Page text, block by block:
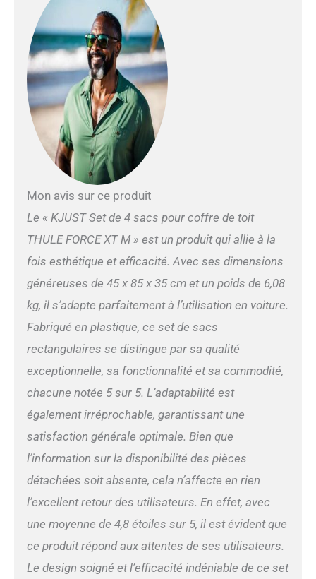
Mon avis sur ce produit
Le « KJUST Set de 4 sacs pour coffre de toit
THULE FORCE XT M » est un produit qui allie à la
fois esthétique et efficacité. Avec ses dimensions
généreuses de 45 x 85 x 35 cm et un poids de 6,08
kg, il s’adapte parfaitement à l’utilisation en voiture.
Fabriqué en plastique, ce set de sacs
rectangulaires se distingue par sa qualité
exceptionnelle, sa fonctionnalité et sa commodité,
chacune notée 5 sur 5. L’adaptabilité est
également irréprochable, garantissant une
satisfaction générale optimale. Bien que
l’information sur la disponibilité des pièces
détachées soit absente, cela n’affecte en rien
l’excellent retour des utilisateurs. En effet, avec
une moyenne de 4,8 étoiles sur 5, il est évident que
ce produit répond aux attentes de ses utilisateurs.
Le design soigné et l’efficacité indéniable de ce set